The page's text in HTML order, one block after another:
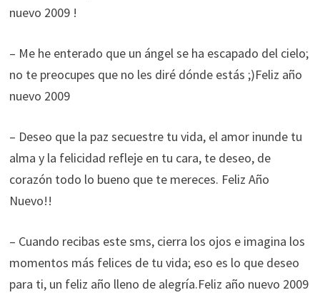
nuevo 2009 !
– Me he enterado que un ángel se ha escapado del cielo;
no te preocupes que no les diré dónde estás ;)Feliz año
nuevo 2009
– Deseo que la paz secuestre tu vida, el amor inunde tu
alma y la felicidad refleje en tu cara, te deseo, de
corazón todo lo bueno que te mereces. Feliz Año
Nuevo!!
– Cuando recibas este sms, cierra los ojos e imagina los
momentos más felices de tu vida; eso es lo que deseo
para ti, un feliz año lleno de alegría.Feliz año nuevo 2009